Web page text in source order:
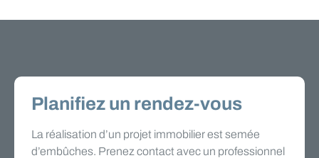
Planifiez un rendez-vous
La réalisation d’un projet immobilier est semée
d’embûches. Prenez contact avec un professionnel